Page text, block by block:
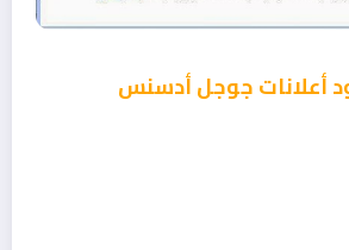
أعلانات جوجل أدسنس